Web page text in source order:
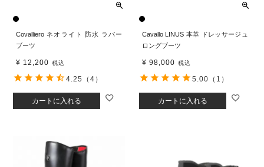
Covalliero ネオライト 防水 ラバー
ブーツ
¥ 12,200 税込
カートに入れる
4.25 （4）
Cavallo LINUS 本革 ドレッサージュ
ロングブーツ
¥ 98,000 税込
カートに入れる
5.00 （1）